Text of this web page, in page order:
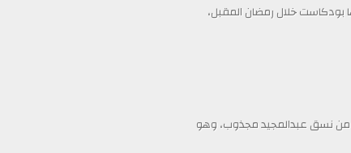
خلال رمضان المقبل،
من نسق عبدالمجيد مجذوب، وهو